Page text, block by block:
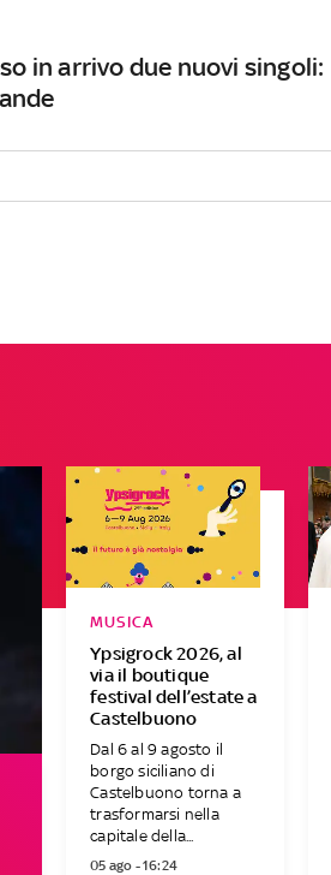
in arrivo due nuovi singoli:
Ypsigrock 2026, al
via il boutique
festival dell’estate a
Castelbuono
MUSICA
Dal 6 al 9 agosto il
borgo siciliano di
Castelbuono torna a
trasformarsi nella
capitale della...
05 ago - 16:24